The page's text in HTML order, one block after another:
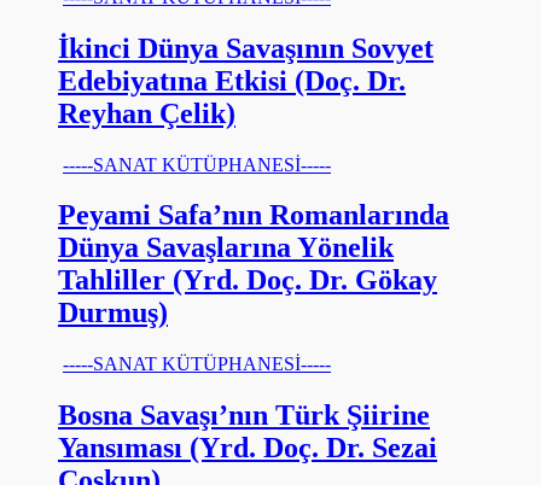
İkinci Dünya Savaşının Sovyet
Edebiyatına Etkisi (Doç. Dr.
Reyhan Çelik)
-----SANAT KÜTÜPHANESİ-----
Peyami Safa’nın Romanlarında
Dünya Savaşlarına Yönelik
Tahliller (Yrd. Doç. Dr. Gökay
Durmuş)
-----SANAT KÜTÜPHANESİ-----
Bosna Savaşı’nın Türk Şiirine
Yansıması (Yrd. Doç. Dr. Sezai